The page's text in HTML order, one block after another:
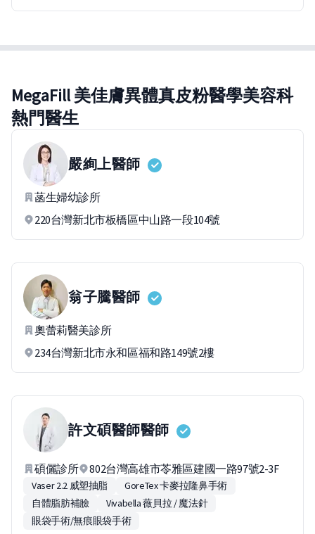
MegaFill 美佳膚異體真皮粉醫學美容科
熱門醫生
嚴絢上醫師
菡生婦幼診所
220台灣新北市板橋區中山路一段104號
翁子騰醫師
奧蕾莉醫美診所
234台灣新北市永和區福和路149號2樓
許文碩醫師醫師
碩儷診所 802台灣高雄市苓雅區建國一路97號2-3F
Vaser 2.2 威塑抽脂
GoreTex 卡麥拉隆鼻手術
自體脂肪補臉
Vivabella 薇貝拉 / 魔法針
眼袋手術/無痕眼袋手術